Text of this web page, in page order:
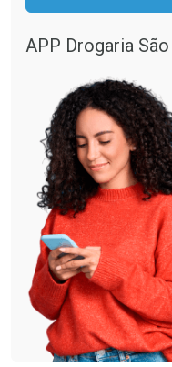
Comprar sem
Por R$ 664,02/cada
Comprar sem
APP Drogaria